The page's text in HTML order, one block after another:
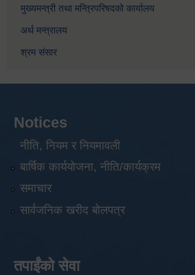
मुख्यमन्त्री तथा मन्त्रिपरिषदको कार्यालय
अर्थ मन्त्रालय
श्रम संसार
Notices
नीति, नियम र नियमावली
बार्षिक कार्ययोजना, नीति/कार्यक्रम
समाचार
सार्वजनिक खरीद बोलपत्र
तपाईंको सेवा